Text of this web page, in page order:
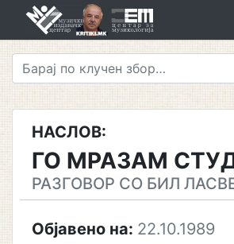
НАСЛОВ:
ГО МРАЗАМ
РАЗГОВОР СО БИЛ
Објавено на: 22.10.1989